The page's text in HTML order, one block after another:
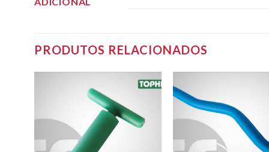
PRODUTOS RELACIONADOS